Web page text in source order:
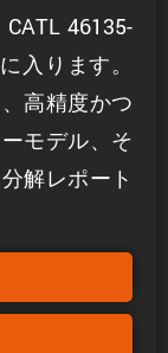
46135-
入ります。
高精度かつ
モデル、そ
解レポート